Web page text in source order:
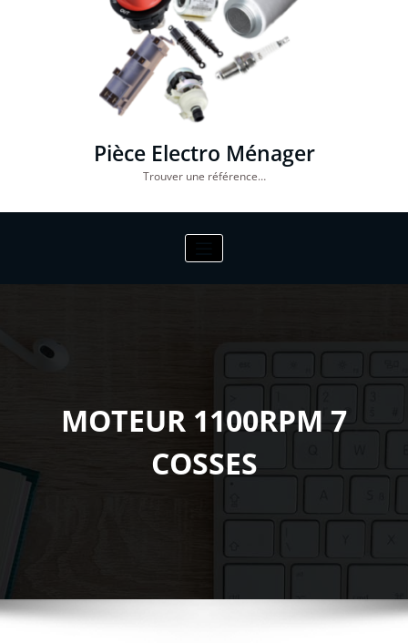
Pièce Electro Ménager
Trouver une référence…
MOTEUR 1100RPM 7
COSSES